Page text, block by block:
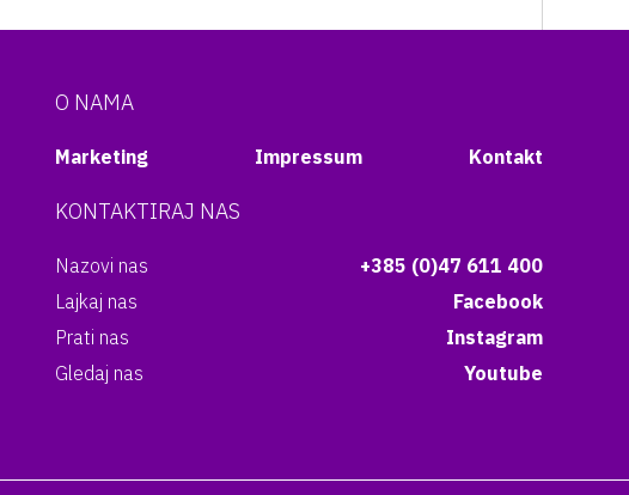
O NAMA
Marketing Impressum Kontakt
KONTAKTIRAJ NAS
Nazovi nas
+385 (0)47 611 400
Lajkaj nas
Facebook
Prati nas
Instagram
Gledaj nas
Youtube